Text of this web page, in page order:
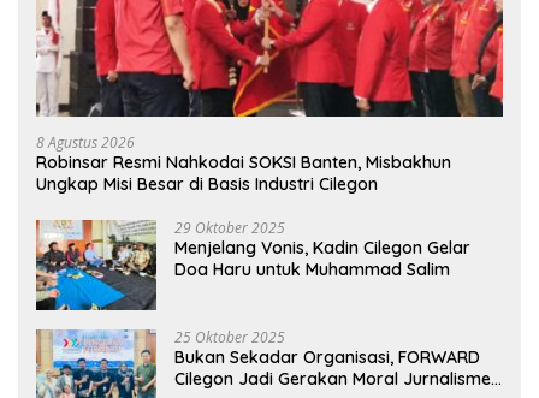
8 Agustus 2026
Robinsar Resmi Nahkodai SOKSI Banten, Misbakhun
Ungkap Misi Besar di Basis Industri Cilegon
29 Oktober 2025
Menjelang Vonis, Kadin Cilegon Gelar
Doa Haru untuk Muhammad Salim
25 Oktober 2025
Bukan Sekadar Organisasi, FORWARD
Cilegon Jadi Gerakan Moral Jurnalisme